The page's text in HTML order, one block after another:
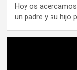
Hoy os
un padre y su hijo